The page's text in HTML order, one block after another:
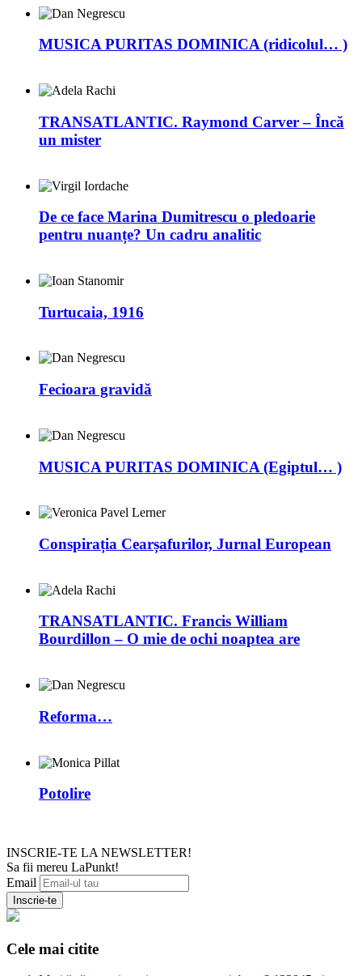
MUSICA PURITAS DOMINICA (ridicolul… )
TRANSATLANTIC. Raymond Carver – Încă
un mister
De ce face Marina Dumitrescu o pledoarie
pentru nuanțe? Un cadru analitic
Turtucaia, 1916
Fecioara gravidă
MUSICA PURITAS DOMINICA (Egiptul… )
Conspirația Cearșafurilor, Jurnal European
TRANSATLANTIC. Francis William
Bourdillon – O mie de ochi noaptea are
Reforma…
Potolire
INSCRIE-TE LA NEWSLETTER!
Sa fii mereu LaPunkt!
Email
Cele mai citite